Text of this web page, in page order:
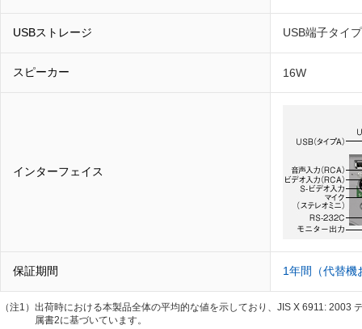
USBストレージ USB端子タイ
スピーカー 16W
インターフェイス
保証期間 1年間（代替機
（注1） 出荷時における本製品全体の平均的な値を示しており、JIS X 6911: 2003
属書2に基づいています。